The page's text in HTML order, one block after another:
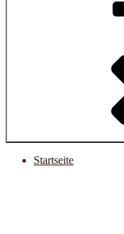
Startseite